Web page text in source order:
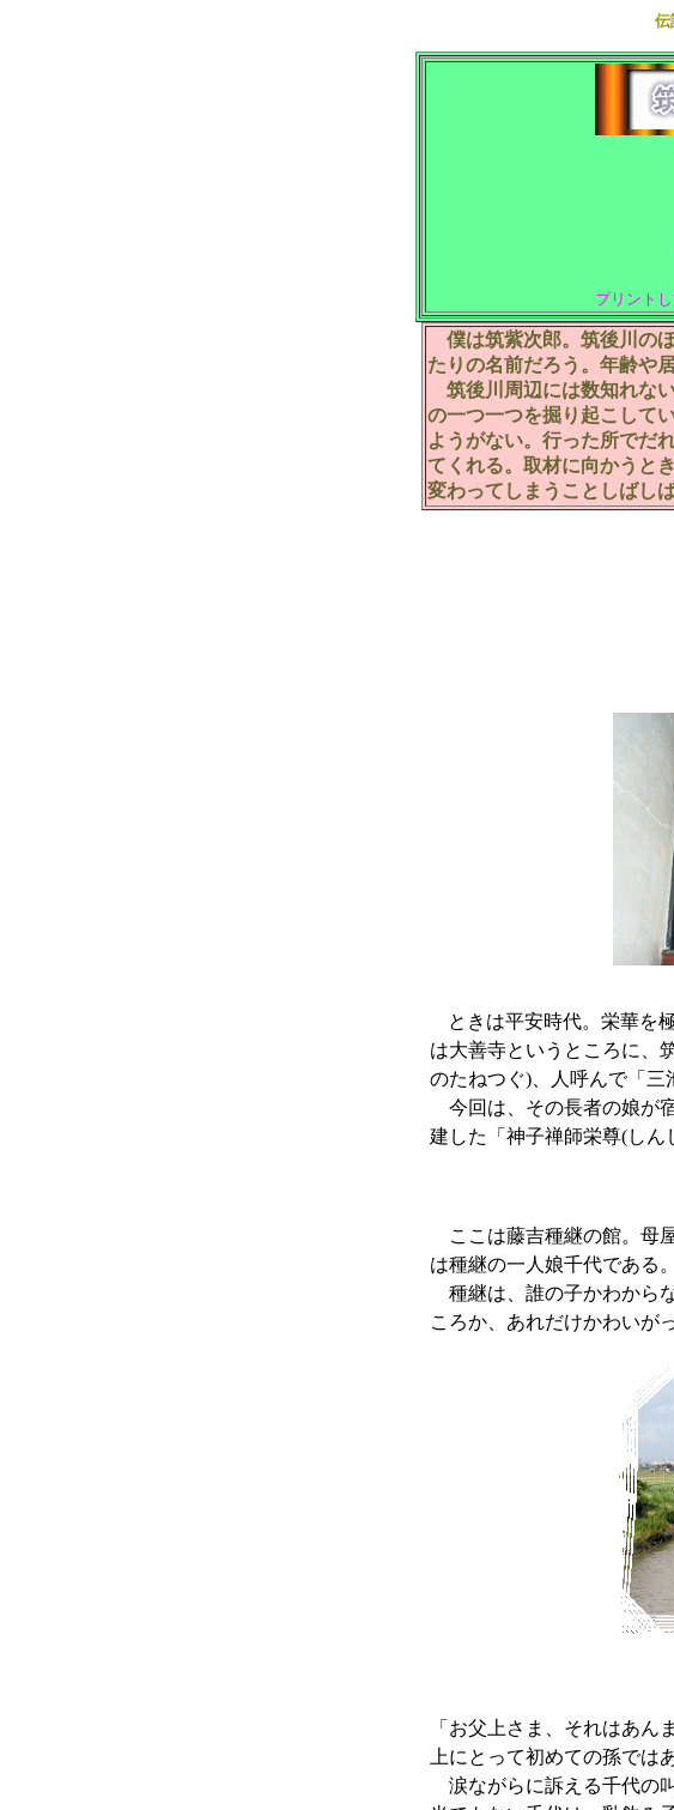
伝
プリント
僕は筑紫次郎。筑後川の
たりの名前だろう。年齢や
筑後川周辺には数知れな
の一つ一つを掘り起こして
ようがない。行った所でだ
てくれる。取材に向かうと
変わってしまうことしばし
ときは平安時代。栄華を
は大善寺というところに、
のたねつぐ)、人呼んで「三
今回は、その長者の娘が
建した「神子禅師栄尊(しん
ここは藤吉種継の館。母
は種継の一人娘千代である。
種継は、誰の子かわから
ころか、あれだけかわいが
「お父上さま、それはあ
上にとって初めての孫では
涙ながらに訴える千代の